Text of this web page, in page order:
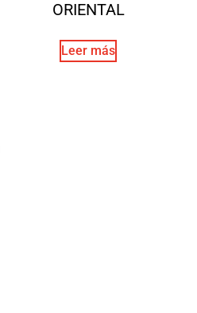
ORIENTAL
Leer más